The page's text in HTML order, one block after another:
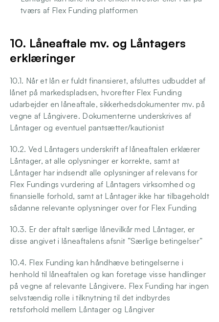
tværs af Flex Funding platformen
10. Låneaftale mv. og Låntagers
erklæringer
10.1. Når et lån er fuldt finansieret, afsluttes udbuddet af
lånet på markedspladsen, hvorefter Flex Funding
udarbejder en låneaftale, sikkerhedsdokumenter mv. på
vegne af Långivere. Dokumenterne underskrives af
Låntager og eventuel pantsætter/kautionist
10.2. Ved Låntagers underskrift af låneaftalen erklærer
Låntager, at alle oplysninger er korrekte, samt at
Låntager har indsendt alle oplysninger af relevans for
Flex Fundings vurdering af Låntagers virksomhed og
finansielle forhold, samt at Låntager ikke har tilbageholdt
sådanne relevante oplysninger over for Flex Funding
10.3. Er der aftalt særlige lånevilkår med Låntager, er
disse angivet i låneaftalens afsnit ”Særlige betingelser”
10.4. Flex Funding kan håndhæve betingelserne i
henhold til låneaftalen og kan foretage visse handlinger
på vegne af relevante Långivere. Flex Funding har ingen
selvstændig rolle i tilknytning til det indbyrdes
retsforhold mellem Låntager og Långiver